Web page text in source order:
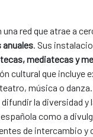
red que atrae a
. Sus
mediatecas y
cultural que incluye
música o danza.
la diversidad y
como a
de intercambio y